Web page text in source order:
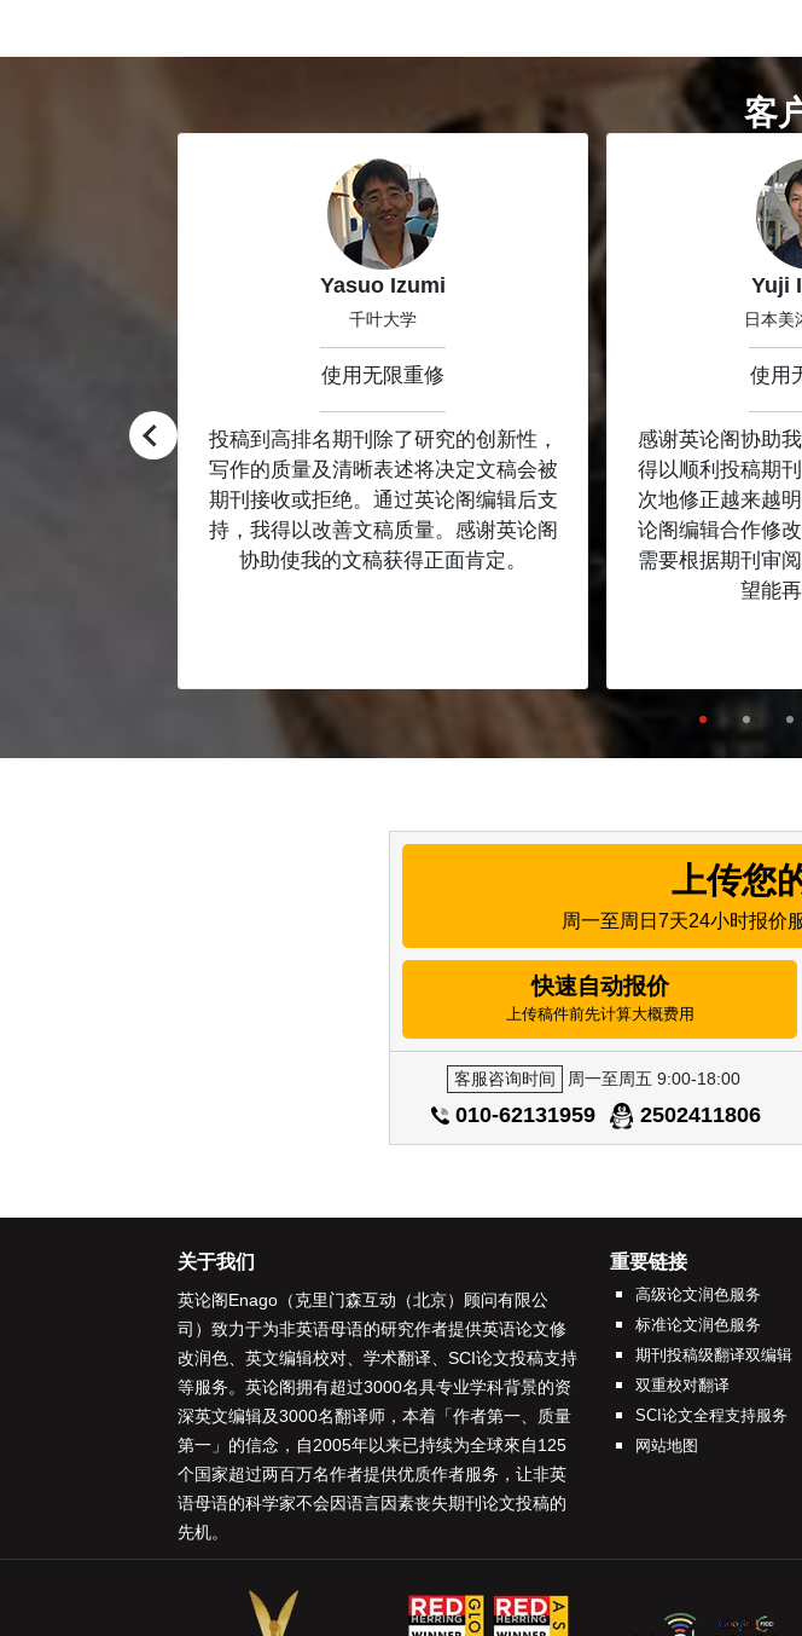
客
Yasuo Izumi
千叶大学
使用无限重修
投稿到高排名期刊除了研究的创新性，
写作的质量及清晰表述将决定文稿会被
期刊接收或拒绝。通过英论阁编辑后支
持，我得以改善文稿质量。感谢英论阁
协助使我的文稿获得正面肯定。
Yuji
日本美
使用
感谢英论阁协助
得以顺利投稿期
次地修正越来越
论阁编辑合作修
需要根据期刊审
望能再
上传您
周一至周日7天24小时报价
快速自动报价
上传稿件前先计算大概费用
客服咨询时间 周一至周五 9:00-18:00
010-62131959 2502411806
关于我们
英论阁Enago（克里门森互动（北京）顾问有限公
司）致力于为非英语母语的研究作者提供英语论文修
改润色
英文编辑校对 学术翻译
SCI论文投稿支持
等服务。英论阁拥有超过3000名具专业学科背景的资
深英文编辑及3000名翻译师 ，本着「作者第一、质量
第一 」的信念，自2005年以来已持续为全球來自125
个国家超过两百万名作者提供优质作者服务，让非英
语母语的科学家不会因语言因素丧失期刊论文投稿的
先机。
重要链接
高级论文润色服务
标准论文润色服务
期刊投稿级翻译双编辑
双重校对翻译
SCI论文全程支持服务
网站地图